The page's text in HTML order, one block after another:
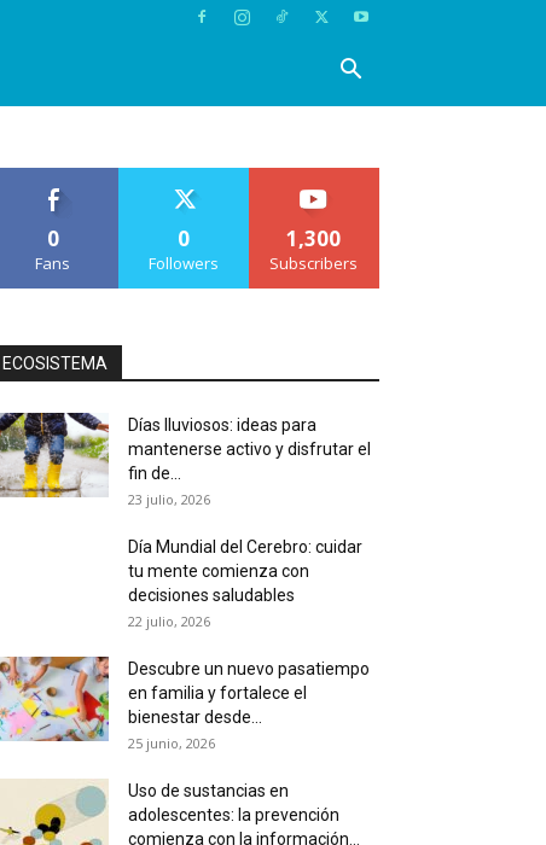
0
Fans
0
Followers
1,300
Subscribers
ECOSISTEMA
Días lluviosos: ideas para
mantenerse activo y disfrutar el
fin de...
23 julio, 2026
Día Mundial del Cerebro: cuidar
tu mente comienza con
decisiones saludables
22 julio, 2026
Descubre un nuevo pasatiempo
en familia y fortalece el
bienestar desde...
25 junio, 2026
Uso de sustancias en
adolescentes: la prevención
comienza con la información...